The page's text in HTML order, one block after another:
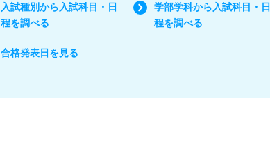
入試種別から入試科目・日
程を調べる
学部学科から入試科目・日
程を調べる
合格発表日を見る